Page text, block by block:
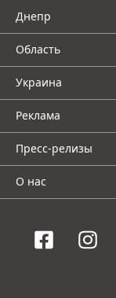
Днепр
Область
Украина
Реклама
Пресс-релизы
О нас